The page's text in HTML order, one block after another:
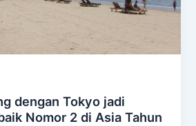
dengan Tokyo jadi
Nomor 2 di Asia Tahun